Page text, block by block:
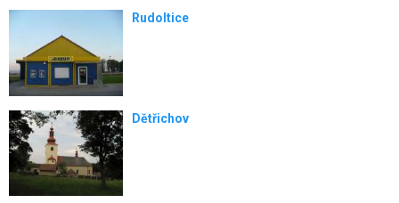
Rudoltice
Dětřichov